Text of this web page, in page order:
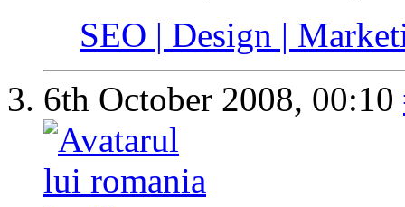
SEO | Design |
6th October 2008, 00:10